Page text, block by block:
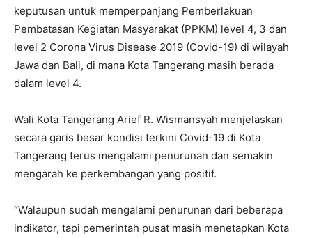
keputusan untuk memperpanjang Pemberlakuan
Pembatasan Kegiatan Masyarakat (PPKM) level 4, 3 dan
level 2 Corona Virus Disease 2019 (Covid-19) di wilayah
Jawa dan Bali, di mana Kota Tangerang masih berada
dalam level 4.
Wali Kota Tangerang Arief R. Wismansyah menjelaskan
secara garis besar kondisi terkini Covid-19 di Kota
Tangerang terus mengalami penurunan dan semakin
mengarah ke perkembangan yang positif.
“Walaupun sudah mengalami penurunan dari beberapa
indikator, tapi pemerintah pusat masih menetapkan Kota